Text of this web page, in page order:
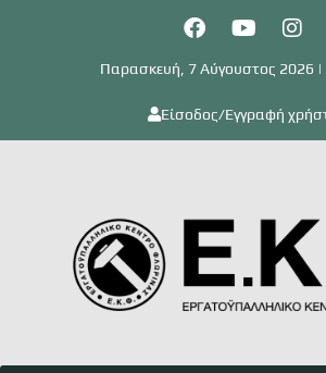
Παρασκευή, 7 Αύγουστος 2026 |
Είσοδος/Εγγραφή